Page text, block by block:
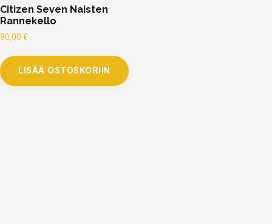
Citizen Seven Naisten
Rannekello
90,00 €
LISÄÄ OSTOSKORIIN